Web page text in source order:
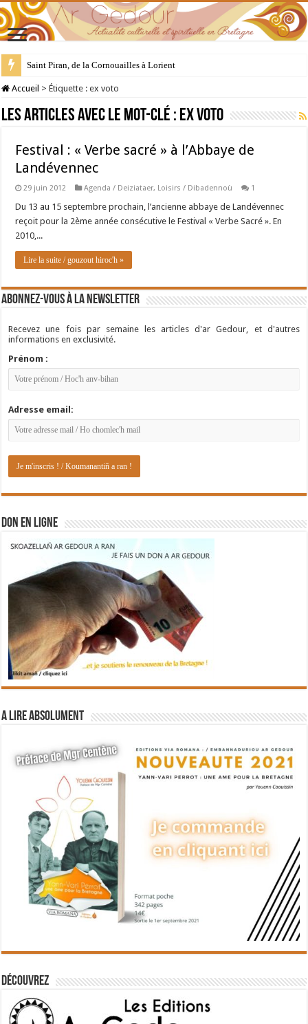
Saint Piran, de la Cornouailles à Lorient
Accueil > Étiquette :ex voto
Les articles avec le mot-clé : ex voto
Festival : « Verbe sacré » à l’Abbaye de
Landévennec
29 juin 2012 Agenda / Deiziataer, Loisirs / Dibadennoù 1
Du 13 au 15 septembre prochain, l’ancienne abbaye de Landévennec
reçoit pour la 2ème année consécutive le Festival « Verbe Sacré ». En
2010,...
Lire la suite / gouzout hiroc'h »
Abonnez-vous à la newsletter
Recevez une fois par semaine les articles d'ar Gedour, et d'autres
informations en exclusivité.
Prénom :
Adresse email:
DON EN LIGNE
A lire absolument
Découvrez